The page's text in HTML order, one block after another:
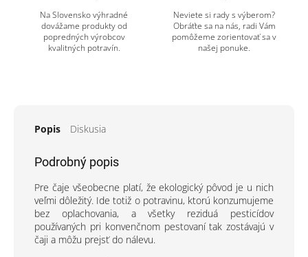
Na Slovensko výhradné
dovážame produkty od
popredných výrobcov
kvalitných potravín.
Neviete si rady s výberom?
Obráťte sa na nás, radi Vám
pomôžeme zorientovať sa v
našej ponuke.
Popis Diskusia
Podrobný popis
Pre čaje všeobecne platí, že ekologický pôvod je u nich
veľmi dôležitý. Ide totiž o potravinu, ktorú konzumujeme
bez oplachovania, a všetky reziduá pesticídov
používaných pri konvenčnom pestovaní tak zostávajú v
čaji a môžu prejsť do nálevu.